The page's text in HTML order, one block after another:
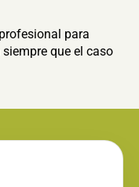
para
que el caso